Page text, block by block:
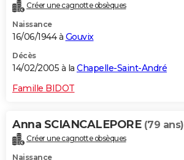
Créer une cagnotte obsèques
Naissance
16/06/1944 à Gouvix
Décès
14/02/2005 à la Chapelle-Saint-André
Famille BIDOT
Anna SCIANCALEPORE (79 ans)
Créer une cagnotte obsèques
Naissance